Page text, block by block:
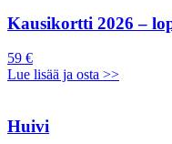
Kausikortti 2026 –
59 €
Lue lisää ja osta >>
Huivi